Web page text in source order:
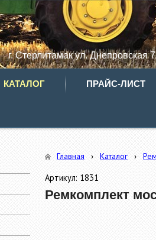
г. Стерлитамак ул. Днепровская
КАТАЛОГ ПРАЙС-ЛИСТ
Главная › Каталог ›
Артикул: 1831
Ремкомплект